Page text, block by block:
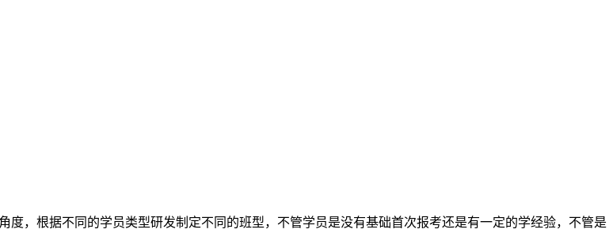
，根据不同的学员类型研发制定不同的班型，不管学员是没有基础首次报考还是有一定的学经验，不管是